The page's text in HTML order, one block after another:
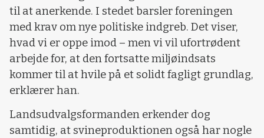
til at anerkende. I stedet barsler foreningen
med krav om nye politiske indgreb. Det viser,
hvad vi er oppe imod – men vi vil ufortrødent
arbejde for, at den fortsatte miljøindsats
kommer til at hvile på et solidt fagligt grundlag,
erklærer han.
Landsudvalgsformanden erkender dog
samtidig, at svineproduktionen også har nogle